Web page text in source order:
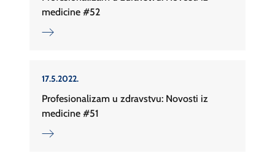
medicine #52
17.5.2022.
Profesionalizam u zdravstvu: Novosti iz
medicine #51